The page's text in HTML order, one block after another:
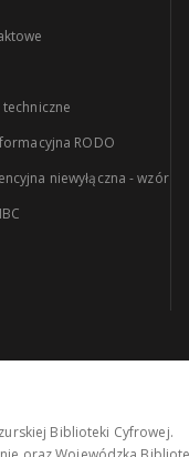
RODO
niewyłączna - wzór
Biblioteki Cyfrowej.